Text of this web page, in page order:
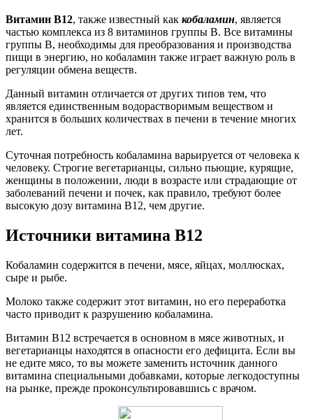
Витамин B12, также известный как кобаламин, является
частью комплекса из 8 витаминов группы В. Все витамины
группы В, необходимы для преобразования и производства
пищи в энергию, но кобаламин также играет важную роль в
регуляции обмена веществ.
Данный витамин отличается от других типов тем, что
является единственным водорастворимым веществом и
хранится в больших количествах в печени в течение многих
лет.
Суточная потребность кобаламина варьируется от человека к
человеку. Строгие вегетарианцы, сильно пьющие, курящие,
женщины в положении, люди в возрасте или страдающие от
заболеваний печени и почек, как правило, требуют более
высокую дозу витамина В12, чем другие.
Источники витамина В12
Кобаламин содержится в печени, мясе, яйцах, моллюсках,
сыре и рыбе.
Молоко также содержит этот витамин, но его переработка
часто приводит к разрушению кобаламина.
Витамин В12 встречается в основном в мясе животных, и
вегетарианцы находятся в опасности его дефицита. Если вы
не едите мясо, то вы можете заменить источник данного
витамина специальными добавками, которые легкодоступны
на рынке, прежде проконсультировавшись с врачом.